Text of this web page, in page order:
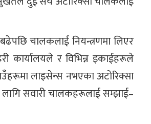
चालकलाई नियन्त्रणमा लिएर
कार्यालयले र विभिन्न इकाईहरूले
लाइसेन्स नभएका अटोरिक्सा
सवारी चालकहरूलाई सम्झाई–